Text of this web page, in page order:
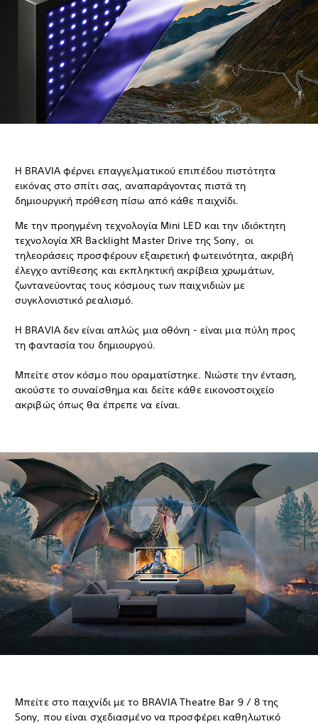
Η BRAVIA φέρνει επαγγελματικού επιπέδου πιστότητα
εικόνας στο σπίτι σας, αναπαράγοντας πιστά τη
δημιουργική πρόθεση πίσω από κάθε παιχνίδι.
Με την προηγμένη τεχνολογία Mini LED και την ιδιόκτητη
τεχνολογία XR Backlight Master Drive της Sony, οι
τηλεοράσεις προσφέρουν εξαιρετική φωτεινότητα, ακριβή
έλεγχο αντίθεσης και εκπληκτική ακρίβεια χρωμάτων,
ζωντανεύοντας τους κόσμους των παιχνιδιών με
συγκλονιστικό ρεαλισμό.
Η BRAVIA δεν είναι απλώς μια οθόνη - είναι μια πύλη προς
τη φαντασία του δημιουργού.
Μπείτε στον κόσμο που οραματίστηκε. Νιώστε την ένταση,
ακούστε το συναίσθημα και δείτε κάθε εικονοστοιχείο
ακριβώς όπως θα έπρεπε να είναι.
Μπείτε στο παιχνίδι με το BRAVIA Theatre Bar 9 / 8 της
Sony, που είναι σχεδιασμένο να προσφέρει καθηλωτικό